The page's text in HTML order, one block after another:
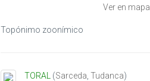
Ver en mapa
Topónimo zoonímico
TORAL (Sarceda Tudanca)